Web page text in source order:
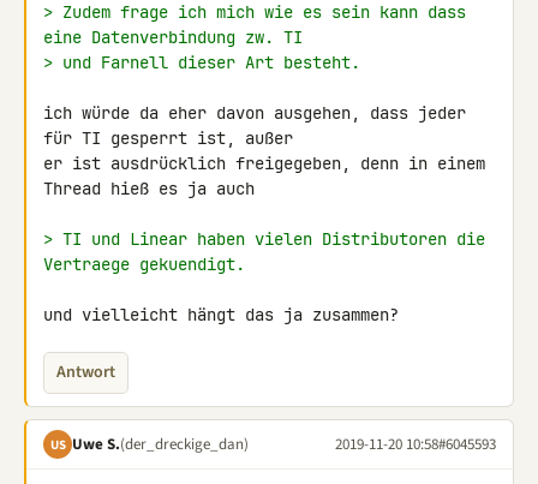
> Zudem frage ich mich wie es sein kann dass
eine Datenverbindung zw. TI
> und Farnell dieser Art besteht.
ich würde da eher davon ausgehen, dass jeder
für TI gesperrt ist, außer
er ist ausdrücklich freigegeben, denn in einem
Thread hieß es ja auch
> TI und Linear haben vielen Distributoren die
Vertraege gekuendigt.
und vielleicht hängt das ja zusammen?
Antwort
US Uwe S.(der_dreckige_dan) 2019-11-20 10:58#6045593